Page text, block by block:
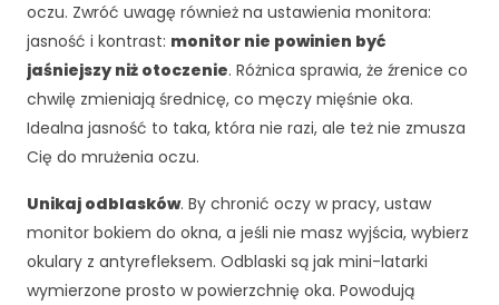
oczu. Zwróć uwagę również na ustawienia monitora:
jasność i kontrast: monitor nie powinien być
jaśniejszy niż otoczenie. Różnica sprawia, że źrenice co
chwilę zmieniają średnicę, co męczy mięśnie oka.
Idealna jasność to taka, która nie razi, ale też nie zmusza
Cię do mrużenia oczu.
Unikaj odblasków. By chronić oczy w pracy, ustaw
monitor bokiem do okna, a jeśli nie masz wyjścia, wybierz
okulary z antyrefleksem. Odblaski są jak mini-latarki
wymierzone prosto w powierzchnię oka. Powodują
p
c
o
n
a
l
e
ą
o